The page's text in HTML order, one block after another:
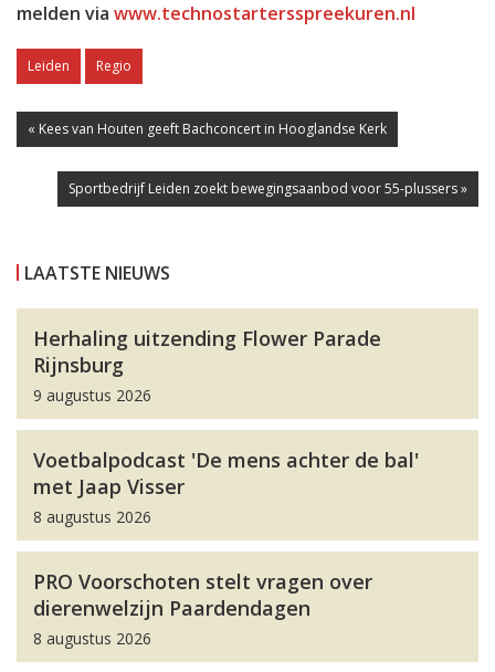
melden via www.technostartersspreekuren.nl
Leiden Regio
« Kees van Houten geeft Bachconcert in Hooglandse Kerk
Sportbedrijf Leiden zoekt bewegingsaanbod voor 55-plussers »
LAATSTE NIEUWS
Herhaling uitzending Flower Parade
Rijnsburg
9 augustus 2026
Voetbalpodcast 'De mens achter de bal'
met Jaap Visser
8 augustus 2026
PRO Voorschoten stelt vragen over
dierenwelzijn Paardendagen
8 augustus 2026